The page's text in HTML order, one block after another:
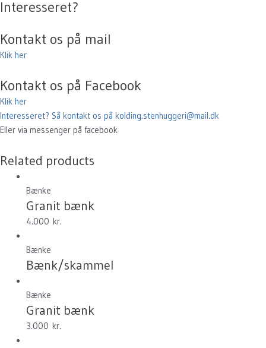
Interesseret?
Kontakt os på mail
Klik her
Kontakt os på Facebook
Klik her
Interesseret? Så kontakt os på kolding.stenhuggeri@mail.dk
Eller via messenger på facebook
Related products
Bænke
Granit bænk
4.000 kr.
Bænke
Bænk/skammel
Bænke
Granit bænk
3.000 kr.